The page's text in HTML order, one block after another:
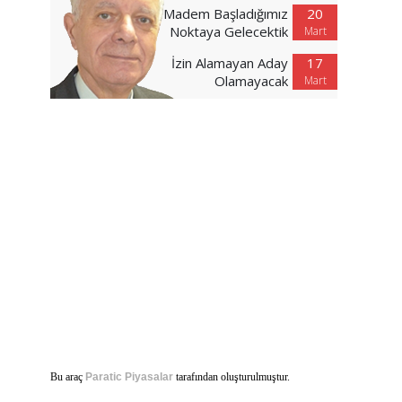
20
Mart
Madem Başladığımız
Noktaya Gelecektik
17
Mart
İzin Alamayan Aday
Olamayacak
Bu araç Paratic Piyasalar tarafından oluşturulmuştur.